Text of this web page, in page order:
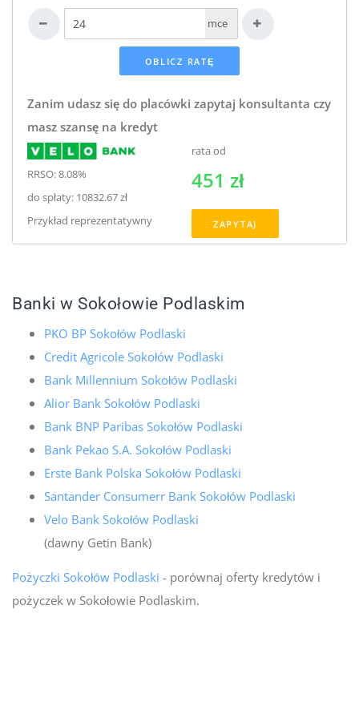
mce
Zanim udasz się do placówki zapytaj konsultanta czy
masz szansę na kredyt
RRSO: 8.08%
do spłaty: 10832.67 zł
Przykład reprezentatywny
rata od
451 zł
ZAPYTAJ
Banki w Sokołowie Podlaskim
PKO BP Sokołów Podlaski
Credit Agricole Sokołów Podlaski
Bank Millennium Sokołów Podlaski
Alior Bank Sokołów Podlaski
Bank BNP Paribas Sokołów Podlaski
Bank Pekao S.A. Sokołów Podlaski
Erste Bank Polska Sokołów Podlaski
Santander Consumerr Bank Sokołów Podlaski
Velo Bank Sokołów Podlaski
(dawny Getin Bank)
Pożyczki Sokołów Podlaski - porównaj oferty kredytów i
pożyczek w Sokołowie Podlaskim.